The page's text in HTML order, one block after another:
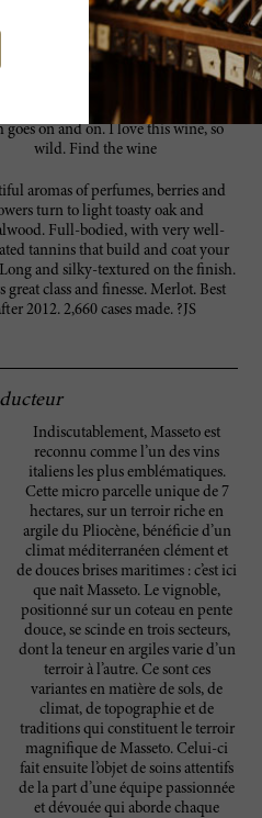
pleasure to taste. This is full throttle
sexy. Incredible wild aromas of
black olives, and brown sugar.
and freshness at the same time. The
goes on and on. I love this wine, so
wild. Find the wine
aromas of perfumes, berries and
turn to light toasty oak and
Full-bodied, with very well-
tannins that build and coat your
and silky-textured on the finish.
great class and finesse. Merlot. Best
2012. 2,660 cases made. ?JS
Indiscutablement, Masseto est
reconnu comme l’un des vins
italiens les plus emblématiques.
Cette micro parcelle unique de 7
hectares, sur un terroir riche en
argile du Pliocène, bénéficie d’un
climat méditerranéen clément et
de douces brises maritimes : c’est ici
que naît Masseto. Le vignoble,
positionné sur un coteau en pente
douce, se scinde en trois secteurs,
dont la teneur en argiles varie d’un
terroir à l’autre. Ce sont ces
variantes en matière de sols, de
climat, de topographie et de
traditions qui constituent le terroir
magnifique de Masseto. Celui-ci
fait ensuite l’objet de soins attentifs
de la part d’une équipe passionnée
et dévouée qui aborde chaque